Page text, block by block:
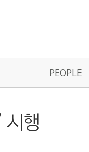
PEOPLE
시행